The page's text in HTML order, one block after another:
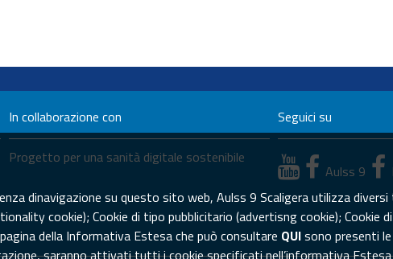
In collaborazione con
Progetto per una sanità digitale sostenibile
Seguici su
Aulss 9
dinavigazione su questo sito web, Aulss 9 Scaligera utilizza diversi
cookie); Cookie di tipo pubblicitario (advertisng cookie);
della Informativa Estesa che può consultare QUIsono presenti
saranno attivati tutti i cookie specificati nell’informativa